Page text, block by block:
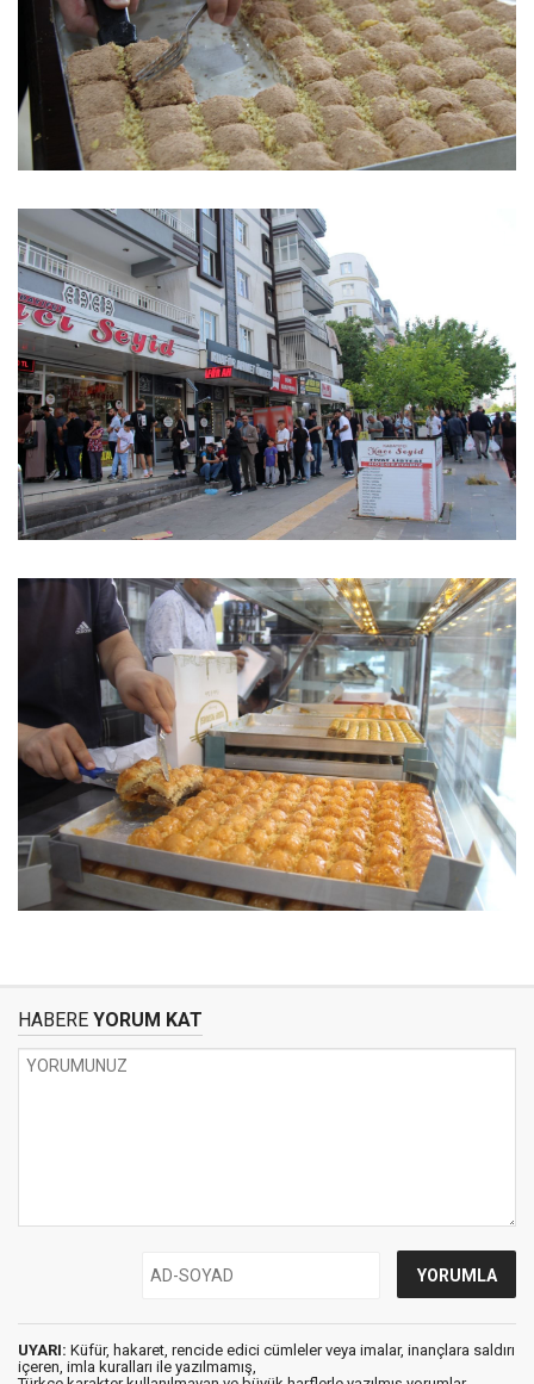
HABERE YORUM KAT
UYARI: Küfür, hakaret, rencide edici cümleler veya imalar, inançlara saldırı
içeren, imla kuralları ile yazılmamış,